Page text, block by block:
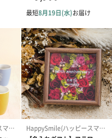
ます
しいベビーグッズをま
とSotto缶の中に入れて